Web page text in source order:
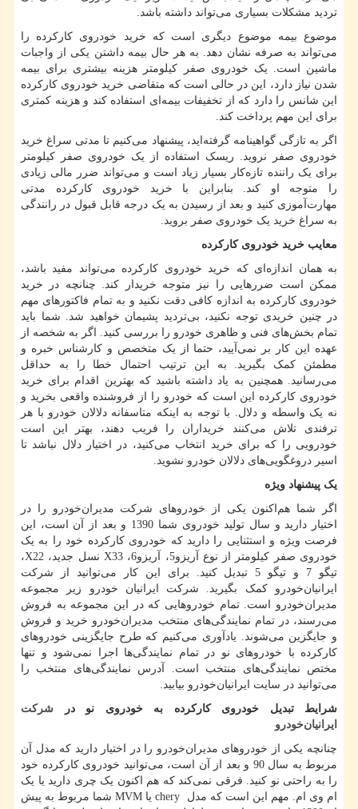
تردید مشکلات بسیاری می‌تواند داشته باشد.
موضوع بیمه موضوع دیگری است که خرید خودروی کارکرده را
می‌تواند به صرفه نشان دهد. به هر حال بیمه داشتن یکی از واجبات
ماشین است. یک خودروی صفر کیلومتر هزینه بیشتری برای بیمه
شدن نیاز دارد، این در حالی است که متقاضی خرید خودروی کارکرده
این شانس را دارد که از تخفیفات بیمه‌ای استفاده کند و هزینه کمتری
برای این مهم پرداخت کند.
اگر به تازگی گواهینامه گرفته‌اید، پیشنهاد می‌کنیم تا مدتی سراغ خرید
خودروی صفر نروید. ریسک استفاده از یک خودروی صفر کیلومتر
برای یک راننده تازه‌کار بسیار زیاد است و می‌تواند ضرر مالی زیادی
را متوجه او کند. بنابراین با خرید خودروی کارکرده مدتی
مهارت‌آموزی کنید و بعد از رسیدن به یک درجه قابل قبول در رانندگی
به سراغ خرید یک خودروی صفر بروید.
معایب خرید خودروی کارکرده
به همان اندازه‌ای که خرید خودروی کارکرده می‌تواند مفید باشد،
ممکن است ضررهایی را نیز متوجه خریدار کند. چنانچه در خرید
خودروی کارکرده به اندازه کافی دقت نکنید و به تمام فاکتورهای مهم
در چنین خریدی توجه نکنید، بی‌تردید پشیمان خواهید شد. شما باید
تمام بخش‌های فنی و ظاهری خودرو را بررسی کنید. اگر به شخصه از
عهده این کار بر نمی‌آیید، حتما از یک متخصص و کارشناس خبره و
مطمئن کمک بگیرید. به این ترتیب احتمال خطا را به حداقل
می‌رسانید. همچنین به یاد داشته باشید که بهترین اقدام برای خرید
خودروی کارکرده این است که خودرو را از فروشنده واقعی بخرید و
نه یک واسطه و دلال. با توجه به اینکه متاسفانه دلالان خودرو با هر
ترفندی تلاش می‌کنند خریداران را فریب دهند، بهتر این است
خودرویی را که برای خرید انتخاب می‌کنید، در اختیار دلال نباشد تا
اسیر دروغگویی‌های دلالان خودرو نشوید.
یک پیشنهاد ویژه
اگر شما هم‌اکنون یکی از خودروهای شرکت مدیران‌خودرو را در
اختیار دارید و سال تولید خودروی شما 1390 و بعد از آن است، این
فرصت ویژه و استثنایی را دارید که خودروی کارکرده خود را به یک
خودروی صفر کیلومتر از نوع آریزو5، آریزو6،X33 نسل جدید، X22،
تیگو 7 و تیگو 5تبدیل کنید. برای این کار می‌توانید از شرکت
ایرانیان‌خودرو کمک بگیرید. شرکت ایرانیان خودرو زیر مجموعه
مدیران‌خودرو است. تمام خودروهایی که در این مجموعه به فروش
می‌رسند، در تمام نمایندگی‌های منتخب مدیران‌خودرو خرید و فروش
و جایگزین می‌شوند. یادآوری می‌کنیم که طرح جایگزینی خودروهای
کارکرده با خودروهای نو در تمام نمایندگی‌ها اجرا نمی‌شود و تنها
مختص نمایندگی‌های منتخب است. آدرس نمایندگی‌های منتخب را
می‌توانید در سایت ایرانیان‌خودرو بیابید.
شرایط تبدیل خودروی کارکرده به خودروی نو در شرکت
ایرانیان‌خودرو
چنانچه یکی از خودروهای مدیران‌خودرو را در اختیار دارید که مدل آن
مربوط به سال 90 و بعد از آن است، می‌توانید خودروی کارکرده خود
را به راحتی نو کنید. فرقی نمی‌کند که هم اکنون یک چری دارید یا یک
ام وی ام. مهم این است که مدل
cheryیا MVMشما مربوط به پیش